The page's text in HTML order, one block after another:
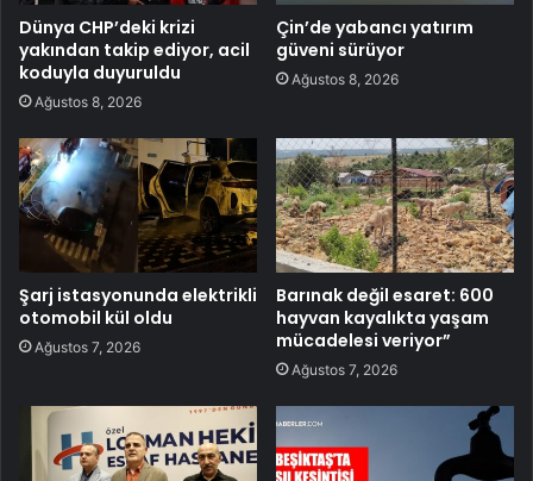
Dünya CHP’deki krizi
yakından takip ediyor, acil
koduyla duyuruldu
Ağustos 8, 2026
Çin’de yabancı yatırım
güveni sürüyor
Ağustos 8, 2026
Şarj istasyonunda elektrikli
otomobil kül oldu
Ağustos 7, 2026
Barınak değil esaret: 600
hayvan kayalıkta yaşam
mücadelesi veriyor”
Ağustos 7, 2026